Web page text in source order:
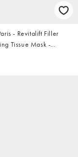
- Revitalift Filler
Tissue Mask -
weefselmasker